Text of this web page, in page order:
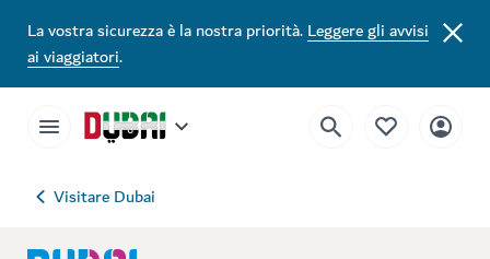
La vostra sicurezza è la nostra priorità.Leggere gli avvisi
ai viaggiatori.
Visitare Dubai